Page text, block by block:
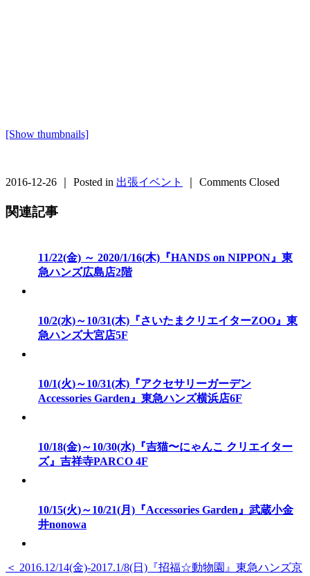
[Show thumbnails]
2016-12-26 ｜ Posted in 出張イベント Comments Closed
関連記事
11/22(金) ～ 2020/1/16(木)『HANDS on NIPPON』東
急ハンズ広島店2階
10/2(水)～10/31(木)『さいたまクリエイターZOO』東
急ハンズ大宮店5F
10/1(火)～10/31(木)『アクセサリーガーデン
Accessories Garden』東急ハンズ横浜店6F
10/18(金)～10/30(水)『吉猫〜にゃんこ クリエイター
ズ』吉祥寺PARCO 4F
10/15(火)～10/21(月)『Accessories Garden』武蔵小金
井nonowa
＜ 2016.12/14(金)-2017.1/8(日)『招福☆動物園』東急ハンズ京